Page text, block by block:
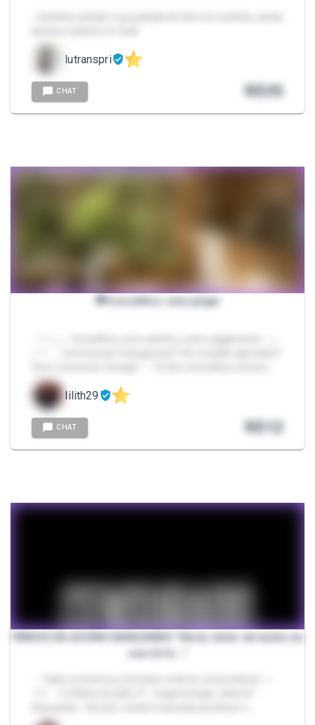
lutranspri
CHAT R$35
💬Conselhos sem julgar
lilith29
CHAT R$12
VÍDEOS DE AGORA DANÇANDO "Ela ta cheio de tesão eu